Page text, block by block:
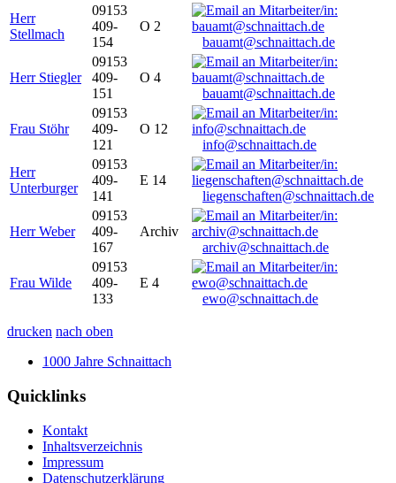
Herr
Stellmach
09153
409-
154
O 2
bauamt@schnaittach.de
Herr Stiegler
09153
409-
151
O 4
bauamt@schnaittach.de
Frau Stöhr
09153
409-
121
O 12
info@schnaittach.de
Herr
Unterburger
09153
409-
141
E 14
liegenschaften@schnaittach.de
Herr Weber
09153
409-
167
Archiv
archiv@schnaittach.de
Frau Wilde
09153
409-
133
E 4
ewo@schnaittach.de
drucken nach oben
1000 Jahre Schnaittach
Quicklinks
Kontakt
Inhaltsverzeichnis
Impressum
Datenschutzerklärung